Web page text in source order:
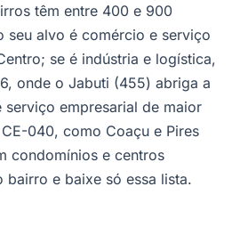
têm entre 400 e 900
seu alvo é comércio e serviço
se é indústria e logística,
onde o Jabuti (455) abriga a
serviço empresarial de maior
040, como Coaçu e Pires
condomínios e centros
bairro e baixe só essa lista.